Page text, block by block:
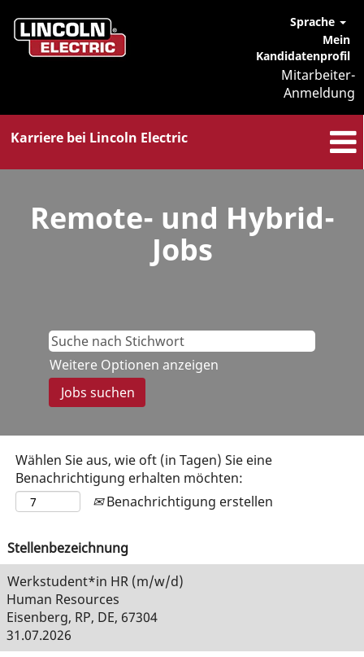
Sprache
Mein
Kandidatenprofil
Mitarbeiter-
Anmeldung
Karriere bei Lincoln Electric
Remote- und Hybrid-
Jobs
Weitere Optionen anzeigen
Wählen Sie aus, wie oft (in Tagen) Sie eine
Benachrichtigung erhalten möchten:
Benachrichtigung erstellen
Stellenbezeichnung
Werkstudent*in HR (m/w/d)
Human Resources
Eisenberg, RP, DE, 67304
31.07.2026